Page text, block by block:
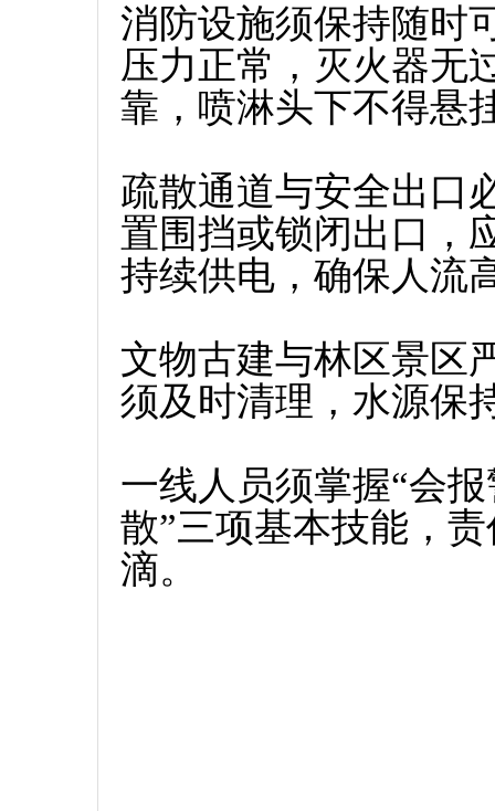
消防设施须保持随时
压力正常，灭火器无
靠，喷淋头下不得悬
疏散通道与安全出口
置围挡或锁闭出口，
持续供电，确保人流
文物古建与林区景区
须及时清理，水源保
一线人员须掌握“会
散”三项基本技能，
滴。